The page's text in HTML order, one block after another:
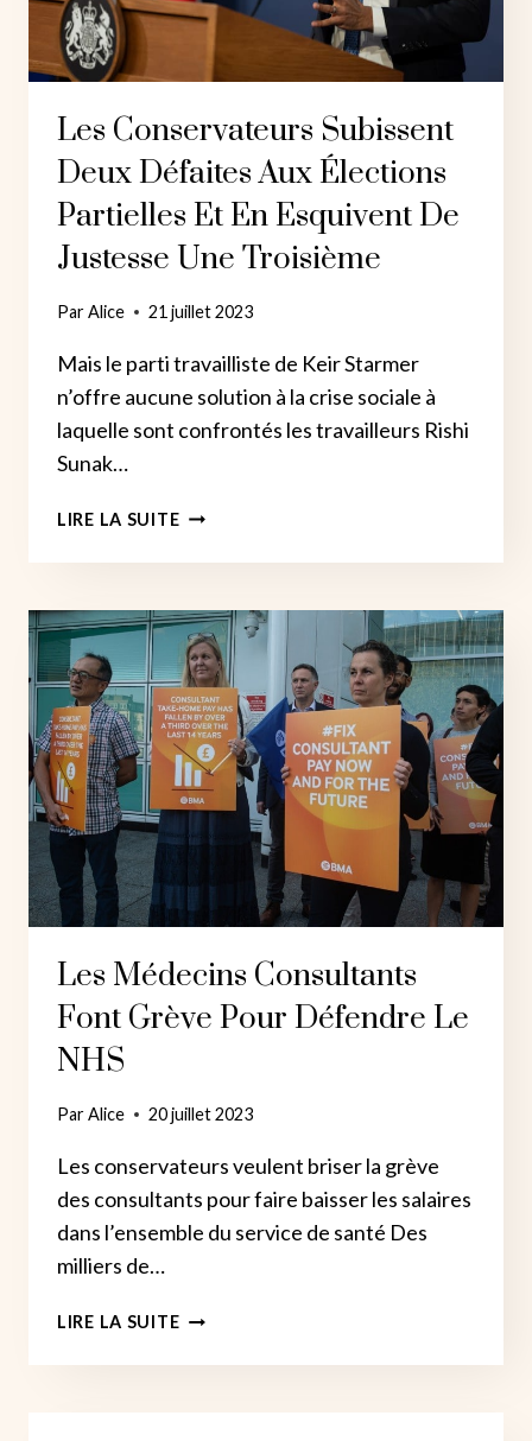
Les Conservateurs Subissent
Deux Défaites Aux Élections
Partielles Et En Esquivent De
Justesse Une Troisième
ParAlice 21 juillet 2023
Mais le parti travailliste de Keir Starmer
n’offre aucune solution à la crise sociale à
laquelle sont confrontés les travailleurs Rishi
Sunak…
LIRE LA SUITELES
SUBISSENT
DÉFAITES
AUX
ÉLECTIONS
PARTIELLES
ET
EN
ESQUIVENT
DE
JUSTESSE
TROISIÈME
Les Médecins Consultants
Font Grève Pour Défendre Le
NHS
ParAlice 20 juillet 2023
Les conservateurs veulent briser la grève
des consultants pour faire baisser les salaires
dans l’ensemble du service de santé Des
milliers de…
LIRE LA SUITELES
CONSULTANTS